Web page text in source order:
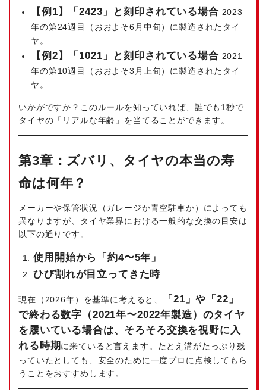
【例1】「2423」と刻印されている場合 2023
年の第24週目（おおよそ6月中旬）に製造されたタイ
ヤ。
【例2】「1021」と刻印されている場合 2021
年の第10週目（おおよそ3月上旬）に製造されたタイ
ヤ。
いかがですか？このルールを知っていれば、誰でも1秒で
タイヤの「リアルな年齢」を当てることができます。
第3章：ズバリ、タイヤの本当の寿
命は何年？
メーカーや保管状況（ガレージか青空駐車か）によっても
異なりますが、タイヤ業界における一般的な交換の目安は
以下の通りです。
使用開始から「約4〜5年」
ひび割れが目立ってきた時
現在（2026年）を基準に考えると、
「21」や「22」
で終わる数字（2021年〜2022年製造）のタイヤ
を履いている場合は、そろそろ交換を視野に入
れる時期に来ていると言えます。たとえ溝がたっぷり残
っていたとしても、安全のために一度プロに点検してもら
うことをおすすめします。